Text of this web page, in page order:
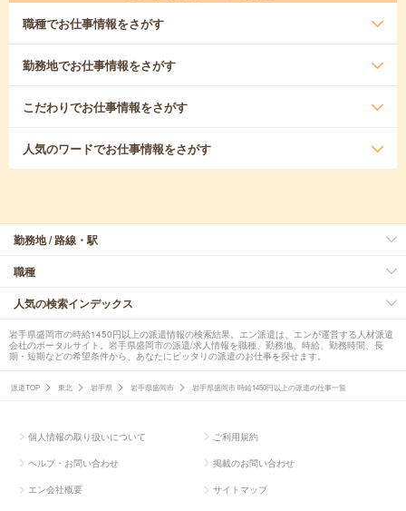
職種でお仕事情報をさがす
勤務地でお仕事情報をさがす
こだわりでお仕事情報をさがす
人気のワードでお仕事情報をさがす
勤務地 / 路線・駅
職種
人気の検索インデックス
岩手県盛岡市の時給1450円以上の派遣情報の検索結果。エン派遣は、エンが運営する人材派遣
会社のポータルサイト。岩手県盛岡市の派遣/求人情報を職種、勤務地、時給、勤務時間、長
期・短期などの希望条件から、あなたにピッタリの派遣のお仕事を探せます。
派遣TOP 東北 岩手県 岩手県盛岡市 岩手県盛岡市 時給1450円以上の派遣の仕事一覧
個人情報の取り扱いについて ご利用規約
ヘルプ・お問い合わせ 掲載のお問い合わせ
エン会社概要 サイトマップ